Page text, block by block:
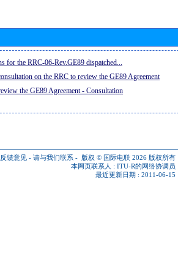
for the RRC-06-Rev.GE89 dispatched...
on the RRC to review the GE89 Agreement
the GE89 Agreement - Consultation
反馈意见 - 请与我们联系 - 版权 © 国际电联 2026 版权所有
本网页联系人 : ITU-R的网络协调员
最近更新日期 : 2011-06-15